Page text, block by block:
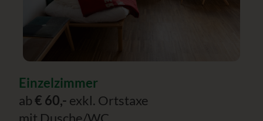
Einzelzimmer
ab € 60,- exkl. Ortstaxe